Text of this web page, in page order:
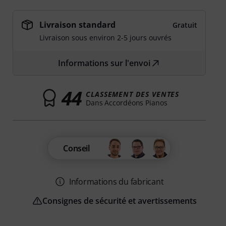
Livraison standard
Gratuit
Livraison sous environ 2-5 jours ouvrés
Informations sur l'envoi
44 CLASSEMENT DES VENTES
Dans Accordéons Pianos
Conseil
Informations du fabricant
Consignes de sécurité et avertissements